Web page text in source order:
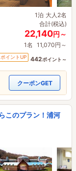
1泊 大人2名
合計(税込)
22,140円～
1名 11,070円～
ポイントUP 442ポイント～
クーポンGET
このプラン！浦河